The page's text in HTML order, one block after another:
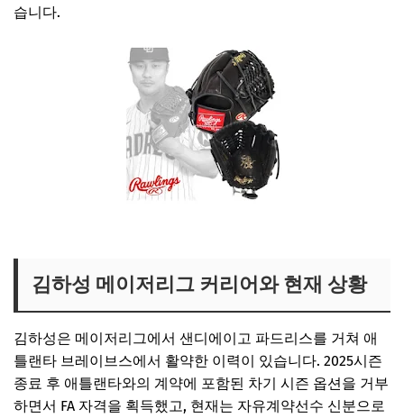
습니다.
김하성 메이저리그 커리어와 현재 상황
김하성은 메이저리그에서 샌디에이고 파드리스를 거쳐 애
틀랜타 브레이브스에서 활약한 이력이 있습니다. 2025시즌
종료 후 애틀랜타와의 계약에 포함된 차기 시즌 옵션을 거부
하면서 FA 자격을 획득했고, 현재는 자유계약선수 신분으로